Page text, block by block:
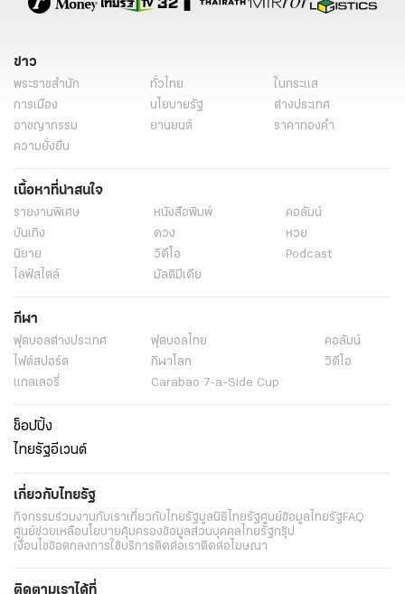
ข่าว
พระราชสำนัก ทั่วไทย
ในกระแส
การเมือง
นโยบายรัฐ
ต่างประเทศ
อาชญากรรม
ยานยนต์
ราคาทองคำ
ความยั่งยืน
เนื้อหาที่น่าสนใจ
รายงานพิเศษ หนังสือพิมพ์
คอลัมน์
บันเทิง
ดวง
หวย
นิยาย
วิดีโอ
Podcast
ไลฟ์สไตล์
มัลติมีเดีย
กีฬา
ฟุตบอลต่่างประเทศ ฟุตบอลไทย
คอลัมน์
ไฟต์สปอร์ต
กีฬาโลก
วิดีโอ
แกลเลอรี่
Carabao 7-a-Side Cup
ช็อปปิ้ง
ไทยรัฐอีเวนต์
เกี่ยวกับไทยรัฐ
กิจกรรมร่วมงานกับเราเกี่ยวกับไทยรัฐมูลนิธิไทยรัฐศูนย์ข้อมูลไทยรัฐFAQ
ศูนย์ช่วยเหลือนโยบายคุ้มครองข้อมูลส่วนบุคคลไทยรัฐกรุ๊ป
เงื่อนไขข้อตกลงการใช้บริการติดต่อเราติดต่อโฆษณา
ติดตามเราได้ที่